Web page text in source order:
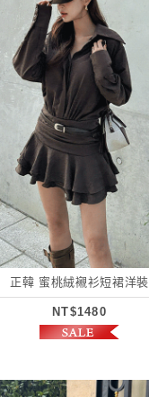
正韓 蜜桃絨襯衫短裙洋裝
NT$1480